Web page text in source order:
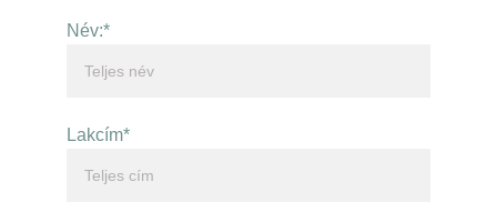
Név:*
Lakcím*